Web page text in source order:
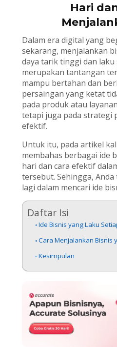
Hari
Dalam era digital yang
sekarang, menjalankan
daya tarik tinggi dan laku
merupakan tantangan
mampu bertahan dan
persaingan yang ketat
pada produk atau
tetapi juga pada strategi
efektif.
Untuk itu, pada artikel
membahas berbagai ide
hari dan cara efektif
tersebut. Sehingga,
lagi dalam mencari ide
Daftar Isi
Ide Bisnis yang Laku
Cara Menjalankan Bisnis
Kesimpulan